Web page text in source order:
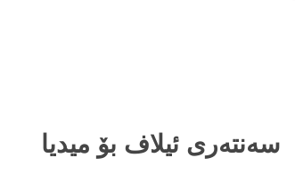
سەنتەری ئیلاف بۆ میدیا